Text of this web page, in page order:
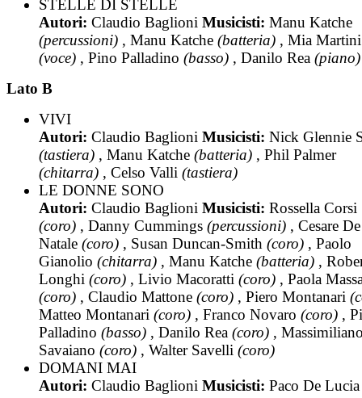
STELLE DI STELLE
Autori: Claudio Baglioni Musicisti: Manu Katche
(percussioni) , Manu Katche (batteria) , Mia Martini
(voce) , Pino Palladino (basso) , Danilo Rea (piano)
Lato B
VIVI
Autori: Claudio Baglioni Musicisti: Nick Glennie
(tastiera) , Manu Katche (batteria) , Phil Palmer
(chitarra) , Celso Valli (tastiera)
LE DONNE SONO
Autori: Claudio Baglioni Musicisti: Rossella Corsi
(coro) , Danny Cummings (percussioni) , Cesare De
Natale (coro) , Susan Duncan-Smith (coro) , Paolo
Gianolio (chitarra) , Manu Katche (batteria) ,
Longhi (coro) , Livio Macoratti (coro) , Paola
(coro) , Claudio Mattone (coro) , Piero Montanari
Matteo Montanari (coro) , Franco Novaro (coro) ,
Palladino (basso) , Danilo Rea (coro) ,
Savaiano (coro) , Walter Savelli (coro)
DOMANI MAI
Autori: Claudio Baglioni Musicisti: Paco De Lucia